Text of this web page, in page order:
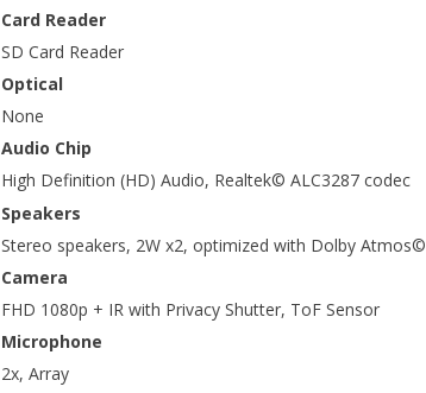
Card Reader
SD Card Reader
Optical
None
Audio Chip
High Definition (HD) Audio, Realtek© ALC3287 codec
Speakers
Stereo speakers, 2W x2, optimized with Dolby Atmos©
Camera
FHD 1080p + IR with Privacy Shutter, ToF Sensor
Microphone
2x, Array